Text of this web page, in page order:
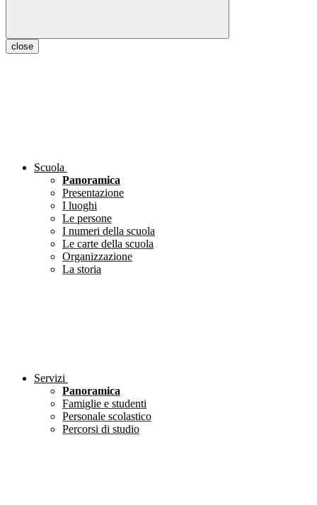
close
Scuola
Panoramica
Presentazione
I luoghi
Le persone
I numeri della scuola
Le carte della scuola
Organizzazione
La storia
Servizi
Panoramica
Famiglie e studenti
Personale scolastico
Percorsi di studio